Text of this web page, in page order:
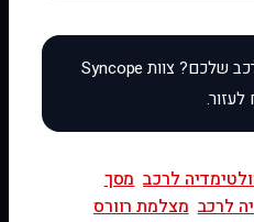
לרכב מסך
לרכב מצלמת רוורס